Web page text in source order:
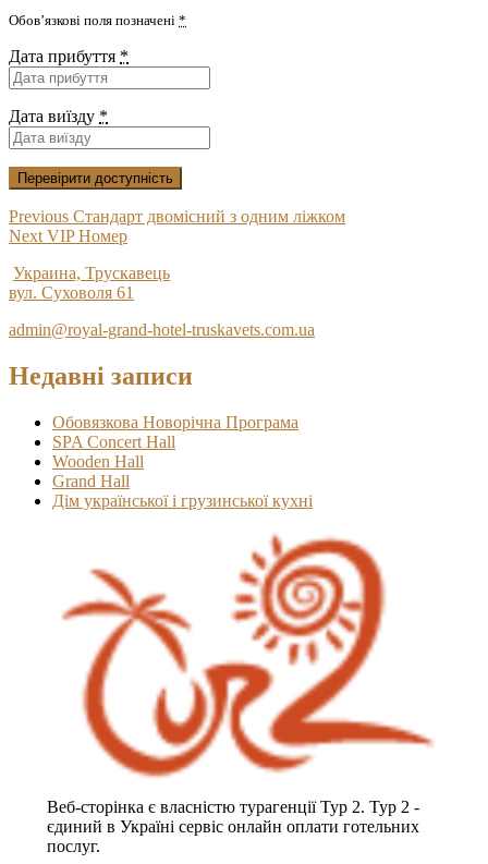
Обов’язкові поля позначені *
Дата прибуття *
Дата виїзду *
Навігація
записів
Previous Previous
post:
Стандарт двомісний з одним ліжком
Next Next
VIP Номер
Украина, Трускавець
вул. Суховоля 61
admin@royal-grand-hotel-truskavets.com.ua
Недавні записи
Обовязкова Новорічна Програма
SPA Concert Hall
Wooden Hall
Grand Hall
Дім української і грузинської кухні
Веб-сторінка є власністю турагенції Тур 2. Тур 2 -
єдиний в Україні сервіс онлайн оплати готельних
послуг.